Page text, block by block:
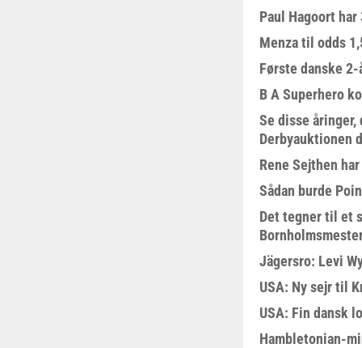
Paul Hagoort
Menza til odds
Første danske
B A Superhero
Se disse
Derbyauktionen
Rene Sejthen
Sådan burde
Det tegner til et
Jägersro: Levi
USA: Ny sejr til
USA: Fin dansk
Hambletonian-